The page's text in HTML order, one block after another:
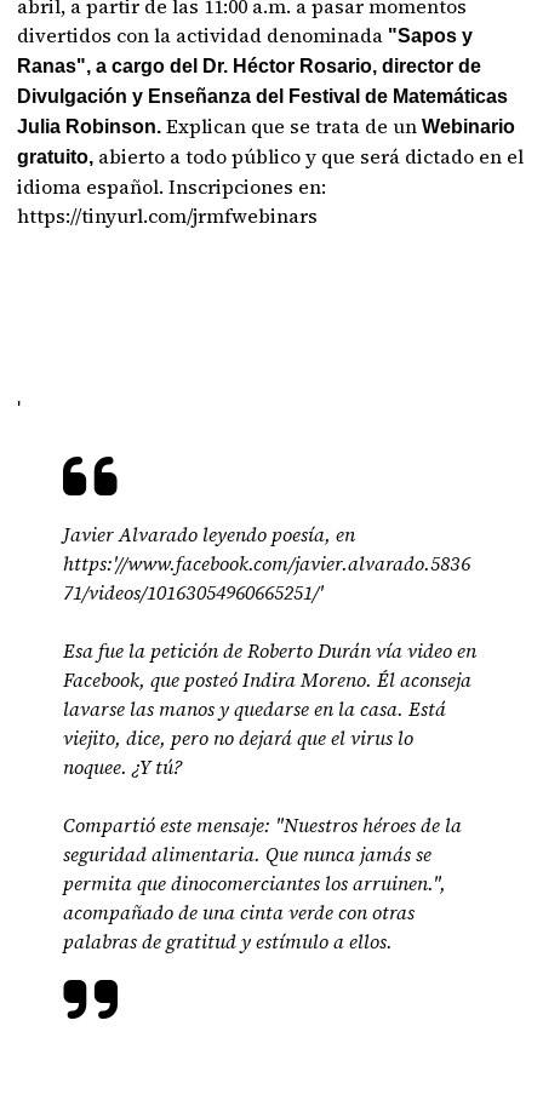
abril, a partir de las 11:00 a.m. a pasar momentos
divertidos con la actividad denominada "Sapos y
Ranas", a cargo del Dr. Héctor Rosario, director de
Divulgación y Enseñanza del Festival de Matemáticas
Julia Robinson. Explican que se trata de unWebinario
gratuito, abierto a todo público y que será dictado en el
idioma español. Inscripciones en:
https://tinyurl.com/jrmfwebinars
'
Javier Alvarado leyendo poesía, en
https:'//www.facebook.com/javier.alvarado.5836
71/videos/10163054960665251/'
Esa fue la petición de Roberto Durán vía video en
Facebook, que posteó Indira Moreno. Él aconseja
lavarse las manos y quedarse en la casa. Está
viejito, dice, pero no dejará que el virus lo
noquee. ¿Y tú?
Compartió este mensaje: "Nuestros héroes de la
seguridad alimentaria. Que nunca jamás se
permita que dinocomerciantes los arruinen.",
acompañado de una cinta verde con otras
palabras de gratitud y estímulo a ellos.